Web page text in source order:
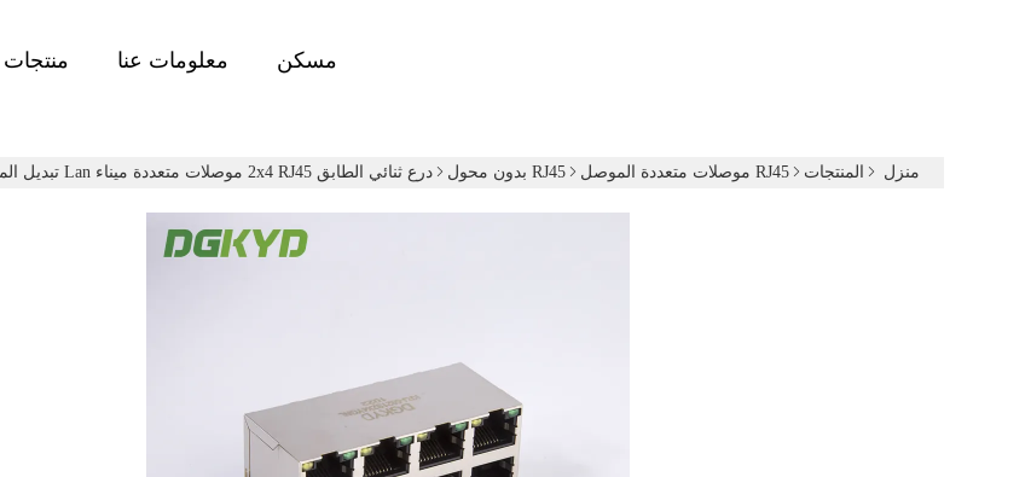
مسكن معلومات عنا منتجات
منزل المنتجات RJ45 موصلات متعددة الموصل RJ45 بدون محول درع ثنائي الطابق 2x4 RJ45 موصلات متعددة ميناء Lan تبديل المقبس Y / G LED